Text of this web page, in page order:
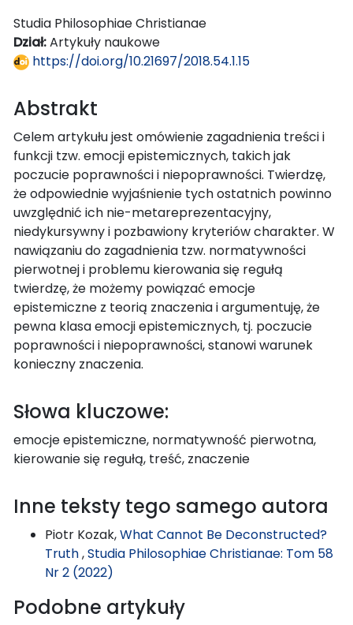
Studia Philosophiae Christianae
Dział:Artykuły naukowe
https://doi.org/10.21697/2018.54.1.15
Abstrakt
Celem artykułu jest omówienie zagadnienia treści i
funkcji tzw. emocji epistemicznych, takich jak
poczucie poprawności i niepoprawności. Twierdzę,
że odpowiednie wyjaśnienie tych ostatnich powinno
uwzględnić ich nie-metareprezentacyjny,
niedykursywny i pozbawiony kryteriów charakter. W
nawiązaniu do zagadnienia tzw. normatywności
pierwotnej i problemu kierowania się regułą
twierdzę, że możemy powiązać emocje
epistemiczne z teorią znaczenia i argumentuję, że
pewna klasa emocji epistemicznych, tj. poczucie
poprawności i niepoprawności, stanowi warunek
konieczny znaczenia.
Słowa kluczowe:
emocje epistemiczne, normatywność pierwotna,
kierowanie się regułą, treść, znaczenie
Inne teksty tego samego autora
Piotr Kozak,What Cannot Be Deconstructed?
Truth,Studia Philosophiae Christianae: Tom 58
Nr 2 (2022)
Podobne artykuły